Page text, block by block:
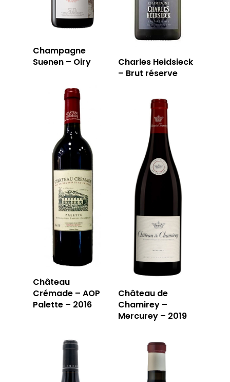
Champagne
Suenen – Oiry
Charles Heidsieck
– Brut réserve
Château
Crémade – AOP
Palette – 2016
Château de
Chamirey –
Mercurey – 2019